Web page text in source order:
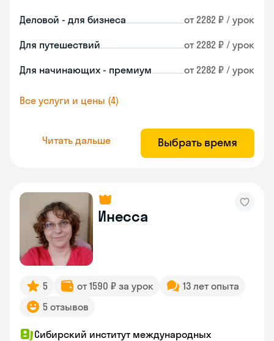
Деловой - для бизнеса от 2282 ₽ / урок
Для путешествий от 2282 ₽ / урок
Для начинающих - премиум от 2282 ₽ / урок
Все услуги и цены (4)
Читать дальше Выбрать время
Инесса
5 от 1590 ₽ за урок
13 лет опыта
5 отзывов
Сибирский институт международных